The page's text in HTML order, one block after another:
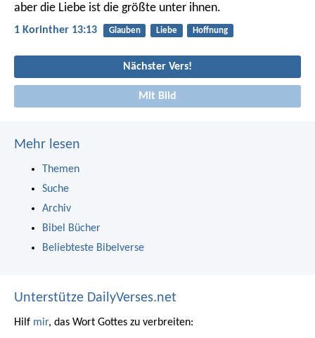
aber die Liebe ist die größte unter ihnen.
1 Korinther 13:13 Glauben Liebe Hoffnung
Nächster Vers!
Mit Bild
Mehr lesen
Themen
Suche
Archiv
Bibel Bücher
Beliebteste Bibelverse
Unterstütze DailyVerses.net
Hilf mir, das Wort Gottes zu verbreiten: